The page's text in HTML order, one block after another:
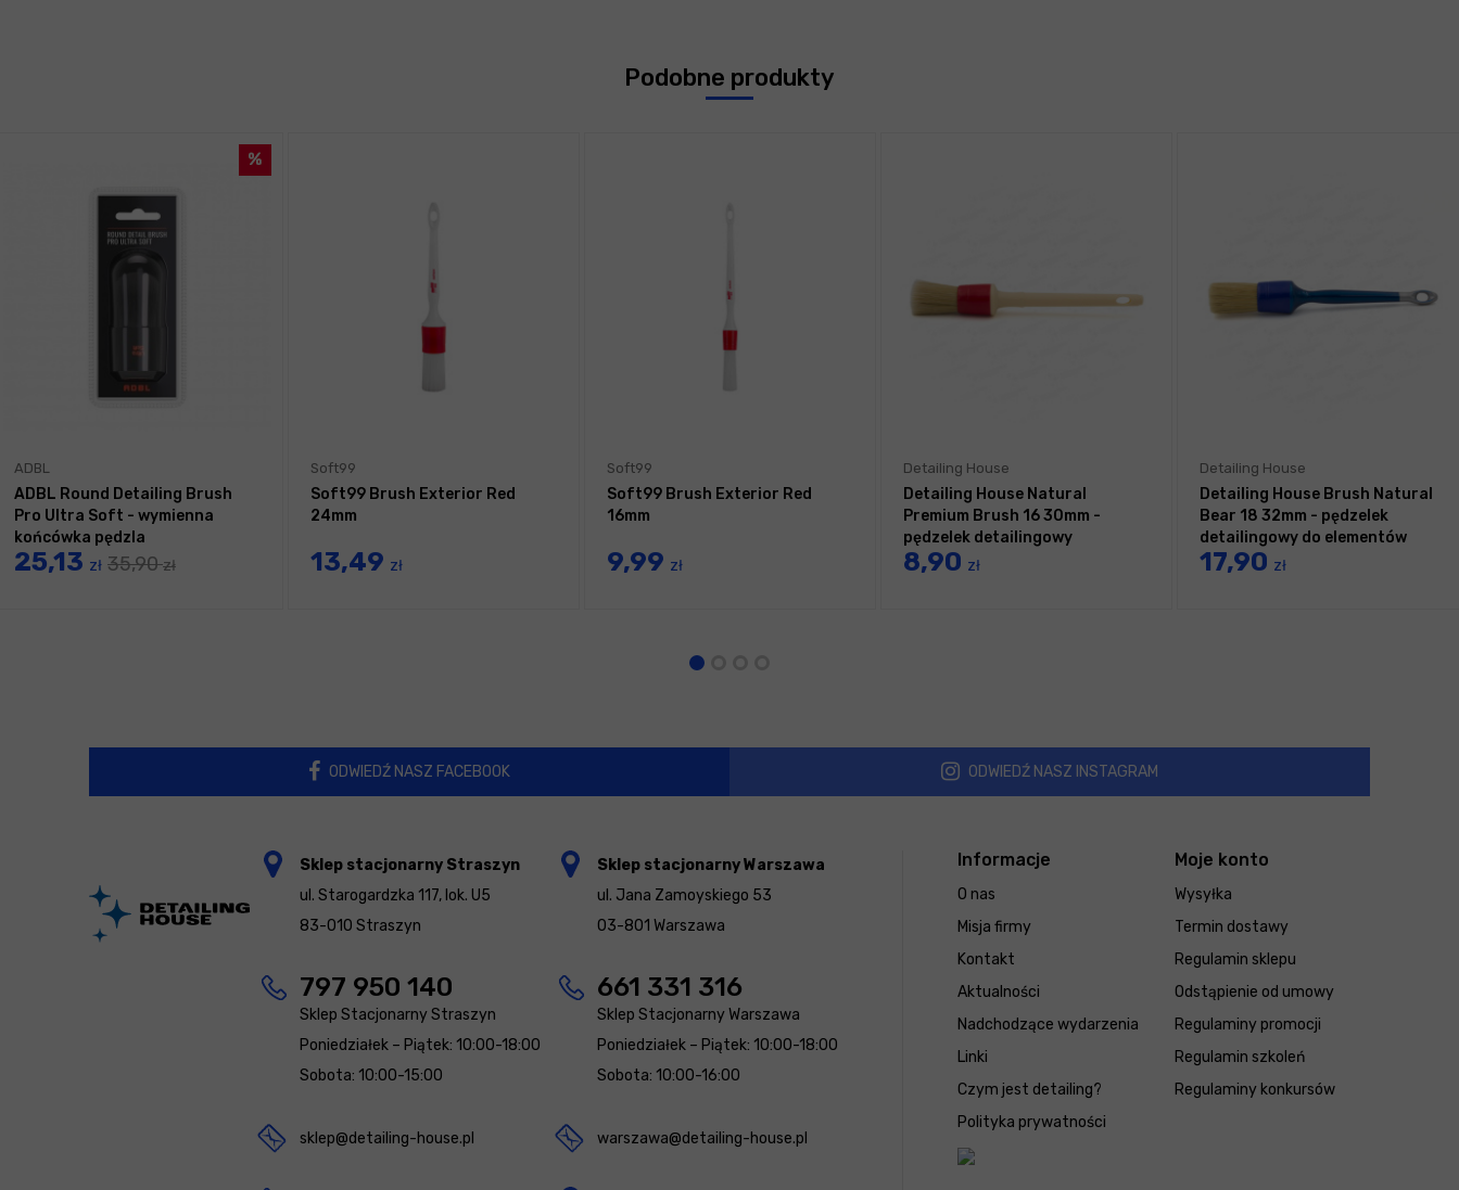
Podobne produkty
ADBL
ADBL Round Detailing Brush
Pro Ultra Soft - wymienna
końcówka pędzla
25,13 zł 35,90zł
Soft99
Soft99 Brush Exterior Red
24mm
13,49 zł
Soft99
Soft99 Brush Exterior Red
16mm
9,99 zł
Detailing House
Detailing House Natural
Premium Brush 16 30mm -
pędzelek detailingowy
8,90 zł
Detailing House
Detailing House Brush Natural
Bear 18 32mm - pędzelek
detailingowy do elementów
zewnętrznych
17,90 zł
ODWIEDŹ NASZ FACEBOOK ODWIEDŹ NASZ INSTAGRAM
Informacje
O nas
Misja firmy
Kontakt
Aktualności
Nadchodzące wydarzenia
Linki
Czym jest detailing?
Polityka prywatności
Moje konto
Wysyłka
Termin dostawy
Regulamin sklepu
Odstąpienie od umowy
Regulaminy promocji
Regulamin szkoleń
Regulaminy konkursów
Sklep stacjonarny Straszyn
ul. Starogardzka 117, lok. U5
83-010 Straszyn
797 950 140
Sklep Stacjonarny Straszyn
Poniedziałek – Piątek: 10:00-18:00
Sobota: 10:00-15:00
sklep@detailing-house.pl
Sklep stacjonarny Warszawa
ul. Jana Zamoyskiego 53
03-801 Warszawa
661 331 316
Sklep Stacjonarny Warszawa
Poniedziałek – Piątek: 10:00-18:00
Sobota: 10:00-16:00
warszawa@detailing-house.pl